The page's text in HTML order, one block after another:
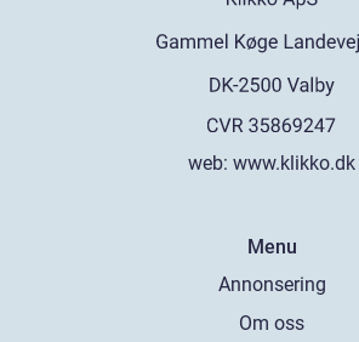
web: www.klikko.dk
Menu
Annonsering
Om oss